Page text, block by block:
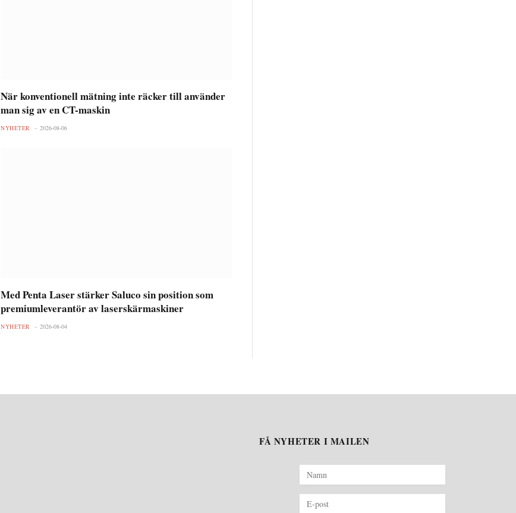
När konventionell mätning inte räcker till använder
man sig av en CT-maskin
NYHETER 2026-08-06
Med Penta Laser stärker Saluco sin position som
premiumleverantör av laserskärmaskiner
NYHETER 2026-08-04
FÅ NYHETER I MAILEN